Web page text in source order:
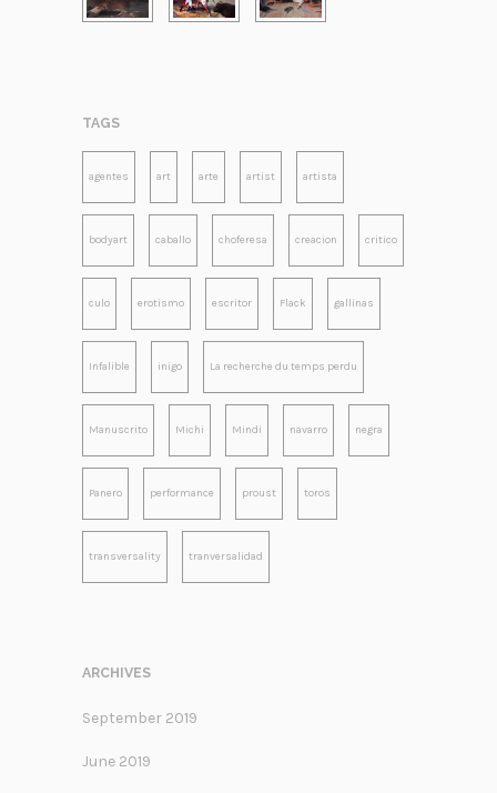
TAGS
agentes art arte artist artista
bodyart caballo choferesa creacion critico
culo erotismo escritor Flack gallinas
Infalible inigo La recherche du temps perdu
Manuscrito Michi Mindi navarro negra
Panero performance proust toros
transversality tranversalidad
ARCHIVES
September 2019
June 2019